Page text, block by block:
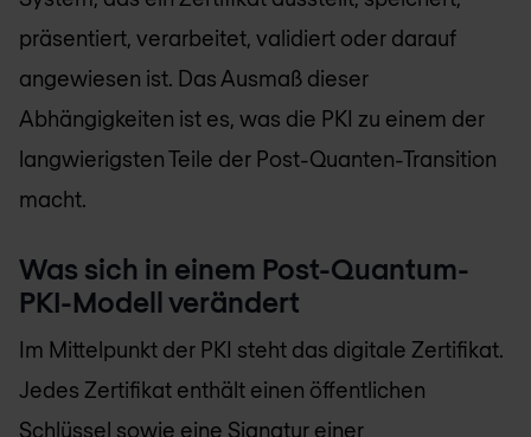
präsentiert, verarbeitet, validiert oder darauf
angewiesen ist. Das Ausmaß dieser
Abhängigkeiten ist es, was die PKI zu einem der
langwierigsten Teile der Post-Quanten-Transition
macht.
Was sich in einem Post-Quantum-
PKI-Modell verändert
Im Mittelpunkt der PKI steht das digitale Zertifikat.
Jedes Zertifikat enthält einen öffentlichen
Schlüssel sowie eine Signatur einer